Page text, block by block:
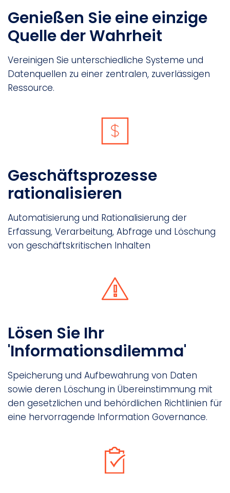
Genießen Sie eine einzige
Quelle der Wahrheit
Vereinigen Sie unterschiedliche Systeme und
Datenquellen zu einer zentralen, zuverlässigen
Ressource.
Geschäftsprozesse
rationalisieren
Automatisierung und Rationalisierung der
Erfassung, Verarbeitung, Abfrage und Löschung
von geschäftskritischen Inhalten
Lösen Sie Ihr
'Informationsdilemma'
Speicherung und Aufbewahrung von Daten
sowie deren Löschung in Übereinstimmung mit
den gesetzlichen und behördlichen Richtlinien für
eine hervorragende Information Governance.